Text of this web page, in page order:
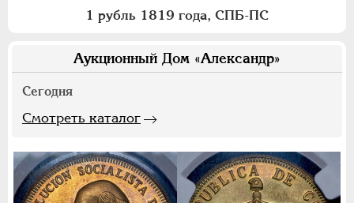
1 рубль 1819 года, СПБ-ПС
Аукционный Дом «Александр»
Сегодня
Смотреть каталог